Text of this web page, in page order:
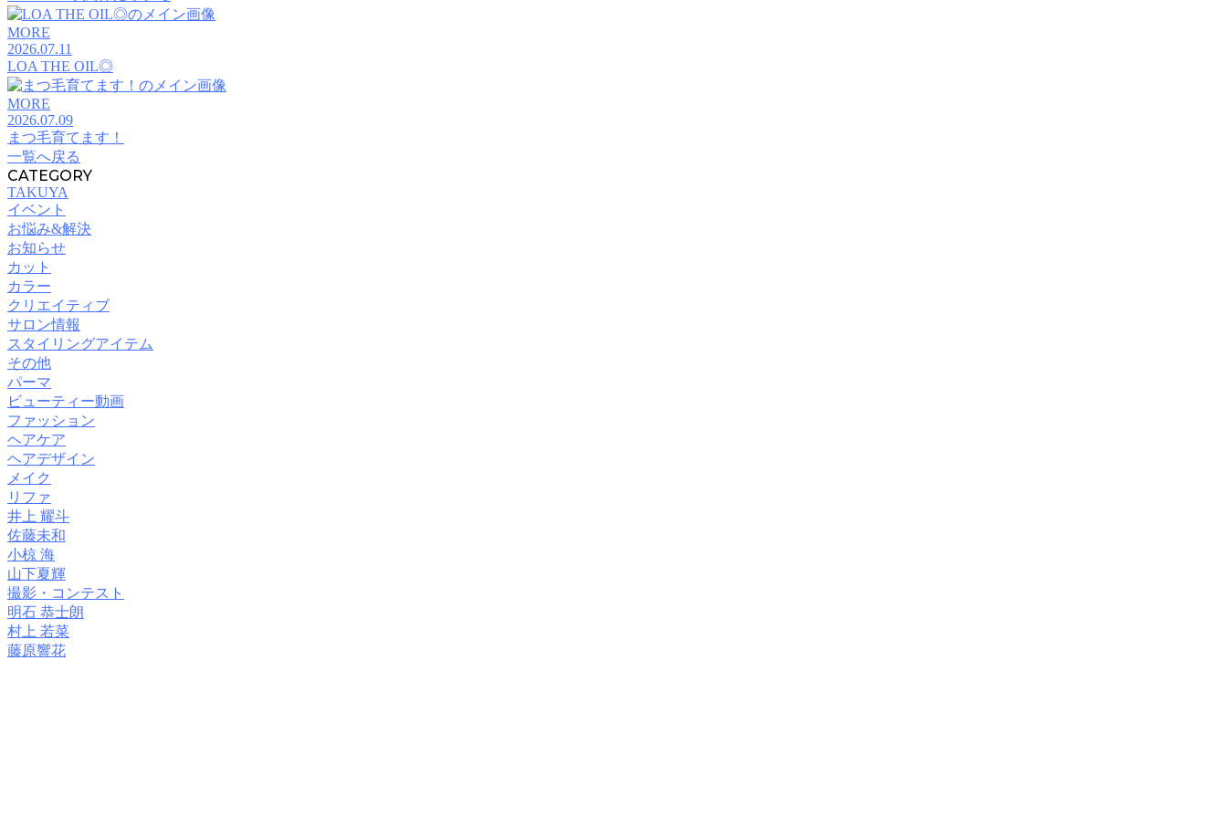
MORE
2026.07.11
LOA THE OIL◎
MORE
2026.07.09
まつ毛育てます！
一覧へ戻る
CATEGORY
TAKUYA
イベント
お悩み&解決
お知らせ
カット
カラー
クリエイティブ
サロン情報
スタイリングアイテム
その他
パーマ
ビューティー動画
ファッション
ヘアケア
ヘアデザイン
メイク
リファ
井上 耀斗
佐藤未和
小椋 海
山下夏輝
撮影・コンテスト
明石 恭士朗
村上 若菜
藤原響花